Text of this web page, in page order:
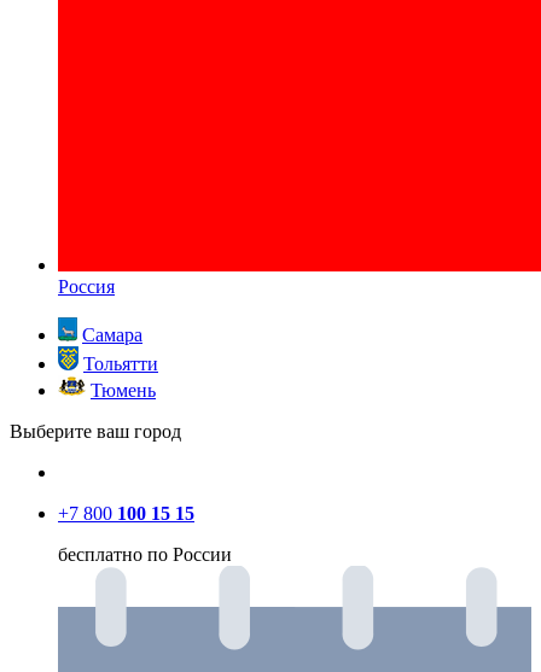
Россия
Самара
Тольятти
Тюмень
Выберите ваш город
+7 800 100 15 15
бесплатно по России